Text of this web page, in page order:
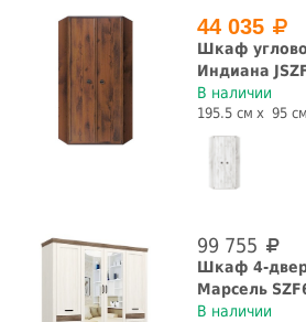
44 035
Шкаф
Индиана
В наличии
195.5 см 95 см
99 755
Шкаф 4-
Марсель
В наличии